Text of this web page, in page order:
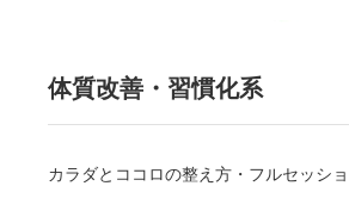
体質改善・習慣化系
カラダとココロの整え方・フルセッシ